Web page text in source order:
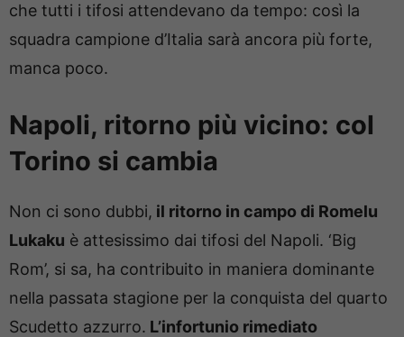
che tutti i tifosi attendevano da tempo: così la
squadra campione d’Italia sarà ancora più forte,
manca poco.
Napoli, ritorno più vicino: col
Torino si cambia
Non ci sono dubbi, il ritorno in campo di Romelu
Lukaku è attesissimo dai tifosi del Napoli. ‘Big
Rom’, si sa, ha contribuito in maniera dominante
nella passata stagione per la conquista del quarto
Scudetto azzurro. L’infortunio rimediato